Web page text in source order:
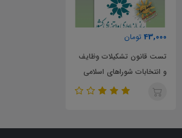
وظایف
51,000
تست قانون شهرداری ها